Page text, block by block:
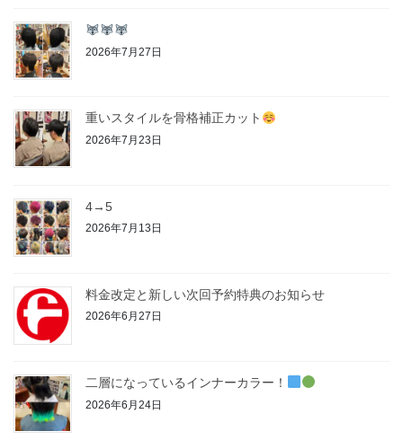
2026年7月27日
重いスタイルを骨格補正カット
2026年7月23日
4→5
2026年7月13日
料金改定と新しい次回予約特典のお知らせ
2026年6月27日
二層になっているインナーカラー！
2026年6月24日